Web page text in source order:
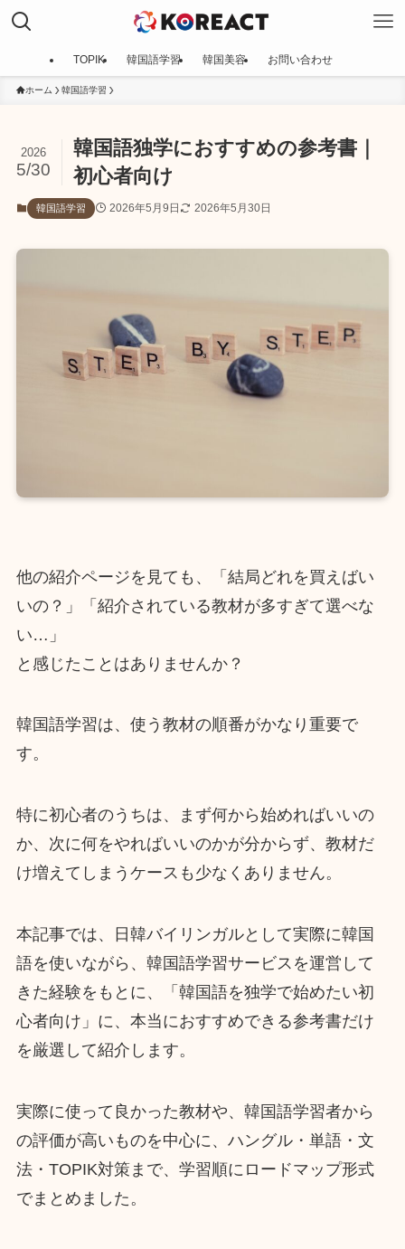
TOPIK 韓国語学習 韓国美容 お問い合わせ
ホーム 韓国語学習
韓国語独学におすすめの参考書｜
初心者向け
2026
5/30
韓国語学習 2026年5月9日 2026年5月30日
他の紹介ページを見ても、「結局どれを買えばい
いの？」「紹介されている教材が多すぎて選べな
い…」
と感じたことはありませんか？
韓国語学習は、使う教材の順番がかなり重要で
す。
特に初心者のうちは、まず何から始めればいいの
か、次に何をやればいいのかが分からず、教材だ
け増えてしまうケースも少なくありません。
本記事では、日韓バイリンガルとして実際に韓国
語を使いながら、韓国語学習サービスを運営して
きた経験をもとに、「韓国語を独学で始めたい初
心者向け」に、本当におすすめできる参考書だけ
を厳選して紹介します。
実際に使って良かった教材や、韓国語学習者から
の評価が高いものを中心に、ハングル・単語・文
法・TOPIK対策まで、学習順にロードマップ形式
でまとめました。